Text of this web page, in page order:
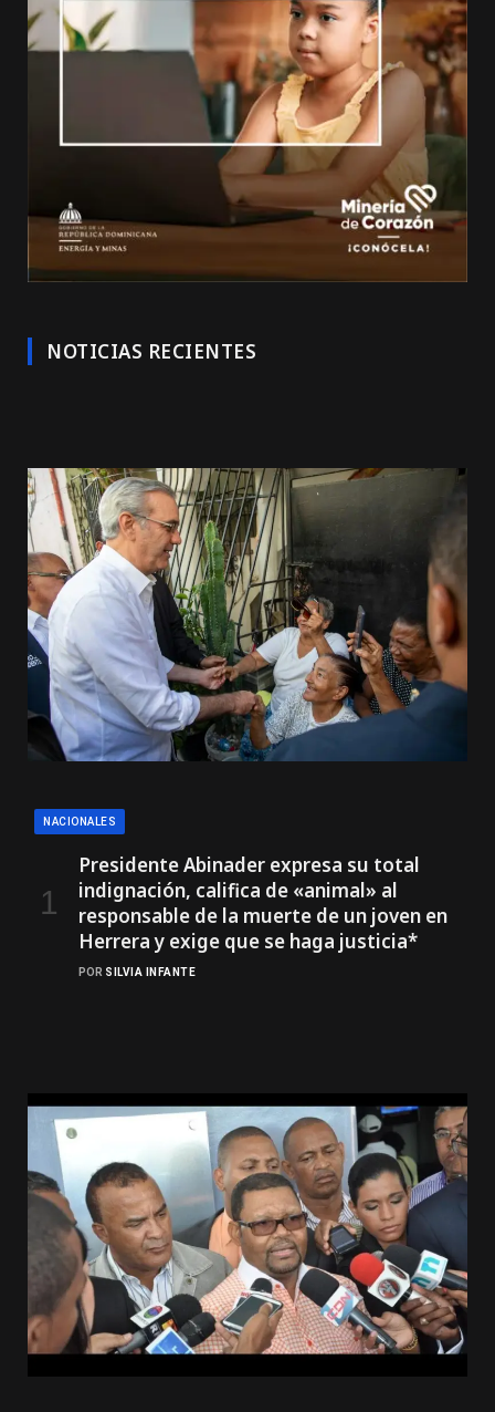
NOTICIAS RECIENTES
NACIONALES
Presidente Abinader expresa su total
indignación, califica de «animal» al
responsable de la muerte de un joven en
Herrera y exige que se haga justicia*
POR SILVIA INFANTE